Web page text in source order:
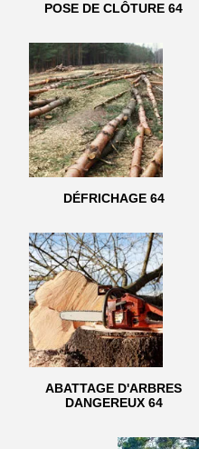
POSE DE CLÔTURE 64
DÉFRICHAGE 64
ABATTAGE D'ARBRES
DANGEREUX 64